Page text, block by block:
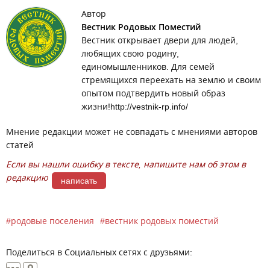
Автор
Вестник Родовых Поместий
Вестник открывает двери для людей,
любящих свою родину,
единомышленников. Для семей
стремящихся переехать на землю и своим
опытом подтвердить новый образ
жизни!http://vestnik-rp.info/
Мнение редакции может не совпадать с мнениями авторов
статей
Если вы нашли ошибку в тексте, напишите нам об этом в
редакцию
написать
родовые поселения вестник родовых поместий
Поделиться в Социальных сетях с друзьями: